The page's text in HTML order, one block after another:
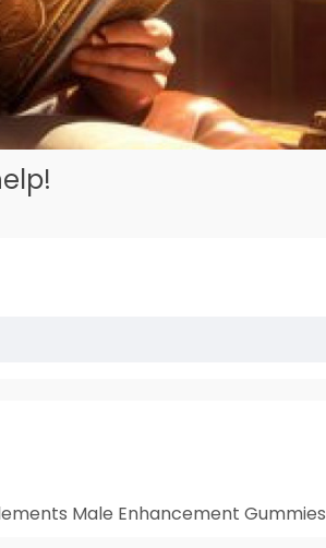
Male Enhancement Gummies